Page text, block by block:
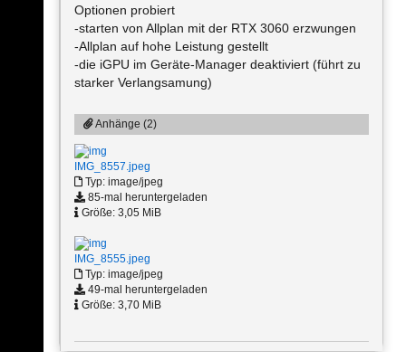
Optionen probiert
-starten von Allplan mit der RTX 3060 erzwungen
-Allplan auf hohe Leistung gestellt
-die iGPU im Geräte-Manager deaktiviert (führt zu
starker Verlangsamung)
Anhänge (2)
IMG_8557.jpeg
Typ: image/jpeg
85-mal heruntergeladen
Größe: 3,05 MiB
IMG_8555.jpeg
Typ: image/jpeg
49-mal heruntergeladen
Größe: 3,70 MiB